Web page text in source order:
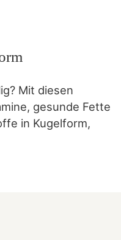
Mit diesen
gesunde Fette
in Kugelform,